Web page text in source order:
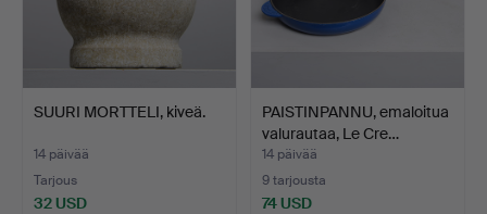
SUURI MORTTELI, kiveä.
14 päivää
Tarjous
32 USD
PAISTINPANNU, emaloitua
valurautaa, Le Cre…
14 päivää
9 tarjousta
74 USD